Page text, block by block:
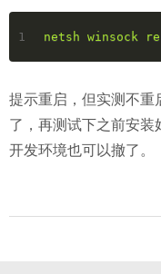
1 netsh winsock
提示重启，但实测不重
了，再测试下之前安装
开发环境也可以撤了。